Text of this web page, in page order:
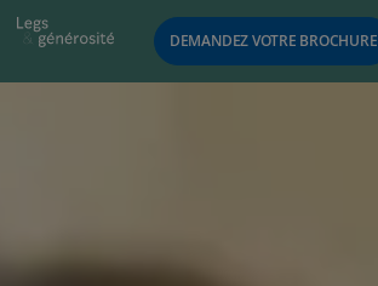
DEMANDEZ VOTRE BROCHURE
RETOUR